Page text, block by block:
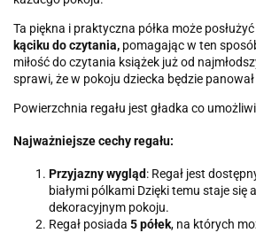
Ta piękna i praktyczna półka może
kąciku do czytania, pomagając w ten
miłość do czytania książek już od
sprawi, że w pokoju dziecka będzie
Powierzchnia regału jest gładka co umożliwi
Najważniejsze cechy regału:
Przyjazny wygląd: Regał jest
białymi pólkami Dzięki temu staje się
dekoracyjnym pokoju.
Regał posiada 5 półek, na których